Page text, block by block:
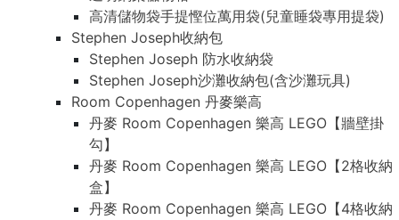
高清儲物袋手提慳位萬用袋(兒童睡袋專用提袋)
Stephen Joseph收納包
Stephen Joseph 防水收納袋
Stephen Joseph沙灘收納包(含沙灘玩具)
Room Copenhagen 丹麥樂高
丹麥 Room Copenhagen 樂高 LEGO【牆壁掛
勾】
丹麥 Room Copenhagen 樂高 LEGO【2格收納
盒】
丹麥 Room Copenhagen 樂高 LEGO【4格收納